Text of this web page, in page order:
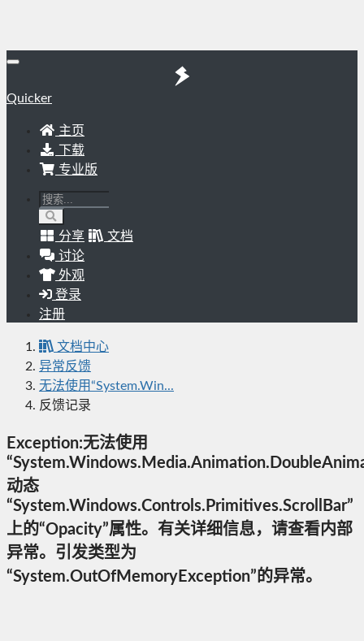
Quicker
主页
下载
专业版
分享
文档
讨论
外观
登录
注册
文档中心
异常反馈
无法使用“System.Win...
反馈记录
Exception:无法使用
动态
“System.Windows.Controls.Primitives.ScrollBar”
上的“Opacity”属性。有关详细信息，请查看内部
异常。引发类型为
“System.OutOfMemoryException”的异常。